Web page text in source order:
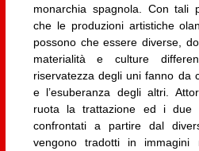
monarchia spagnola. Con tali
che le produzioni artistiche
possono che essere diverse,
materialità e culture
riservatezza degli uni fanno da
e l’esuberanza degli altri.
ruota la trattazione ed i due
confrontati a partire dal
vengono tradotti in immagini